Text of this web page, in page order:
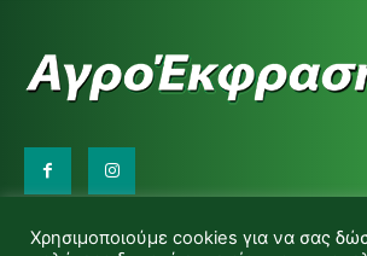
d.makas@yahoo.gr
Χρησιμοποιούμε cookies για να σας